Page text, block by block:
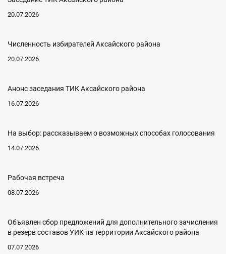
20.07.2026
Численность избирателей Аксайского района
20.07.2026
Анонс заседания ТИК Аксайского района
16.07.2026
На выбор: рассказываем о возможных способах голосования
14.07.2026
Рабочая встреча
08.07.2026
Объявлен сбор предложений для дополнительного зачисления
в резерв составов УИК на территории Аксайского района
07.07.2026